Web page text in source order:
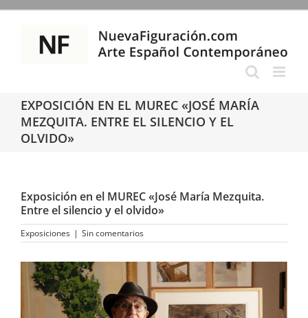
Saltar
contenido
EXPOSICIÓN EN EL MUREC «JOSÉ MARÍA
MEZQUITA. ENTRE EL SILENCIO Y EL
OLVIDO»
Exposición en el MUREC «José María Mezquita.
Entre el silencio y el olvido»
Exposiciones | Sin comentarios
Ver
imagen
más
grande